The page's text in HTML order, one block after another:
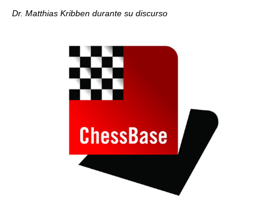
Dr. Matthias Kribben durante su discurso